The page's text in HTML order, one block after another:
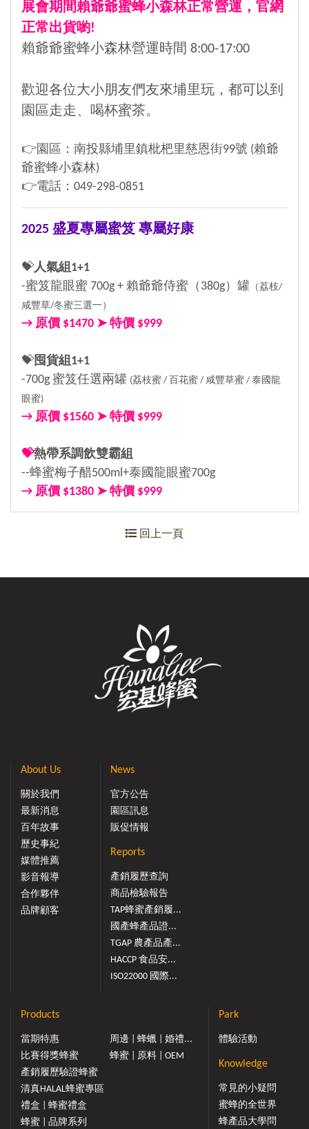
展會期間賴爺爺蜜蜂小森林正常營運，官網
正常出貨喲!
賴爺爺蜜蜂小森林營運時間 8:00-17:00
歡迎各位大小朋友們友來埔里玩，都可以到
園區走走、喝杯蜜茶。
👉園區：南投縣埔里鎮枇杷里慈恩街99號 (賴爺
爺蜜蜂小森林)
👉電話：049-298-0851
2025 盛夏專屬蜜笈 專屬好康
💝人氣組1+1
-蜜笈龍眼蜜 700g + 賴爺爺侍蜜（380g）罐 （荔枝/
咸豐草/冬蜜三選一）
→ 原價 $1470 ➤ 特價 $999
💝囤貨組1+1
-700g 蜜笈任選兩罐 (荔枝蜜 / 百花蜜 / 咸豐草蜜 / 泰國龍
眼蜜)
→ 原價 $1560 ➤ 特價 $999
💝熱帶系調飲雙霸組
--蜂蜜梅子醋500ml+泰國龍眼蜜700g
→ 原價 $1380 ➤ 特價 $999
回上一頁
About Us
關於我們
最新消息
百年故事
歷史事紀
媒體推薦
影音報導
合作夥伴
品牌顧客
News
官方公告
園區訊息
販促情報
Reports
產銷履歷查詢
商品檢驗報告
TAP蜂蜜產銷履...
國產蜂產品證...
TGAP 農產品產...
HACCP 食品安...
ISO22000 國際...
Products
當期特惠
比賽得獎蜂蜜
產銷履歷驗證蜂蜜
清真HALAL蜂蜜專區
禮盒 | 蜂蜜禮盒
蜂蜜 | 品牌系列
周邊 | 蜂蠟 | 婚禮...
蜂蜜 | 原料 | OEM
Park
體驗活動
Knowledge
常見的小疑問
蜜蜂的全世界
蜂產品大學問